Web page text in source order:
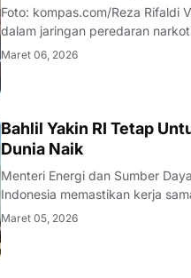
Foto: kompas.com/Reza Rifaldi VAZnews.com - Kasus dugaan keterlibatan aparat kepolisian
dalam jaringan peredaran
polisi yang menjabat sebagai
Maret 06, 2026
Bahlil Yakin RI Tetap
Dunia Naik
Menteri Energi dan Sumber Daya Mineral
Indonesia memastikan kerja
keuntungan bagi negara,
Maret 05, 2026